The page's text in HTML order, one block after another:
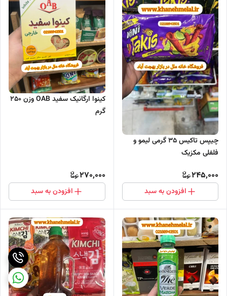
چیپس تاکیس 35 گرمی لیمو و
فلفلی مکزیک
245,000
افزودن به سبد
کینوا ارگانیک سفید OAB وزن 250
گرم
270,000
افزودن به سبد